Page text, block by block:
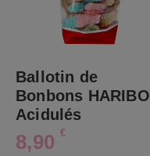
Ballotin de
Bonbons HARIBO
Acidulés
8,90 €